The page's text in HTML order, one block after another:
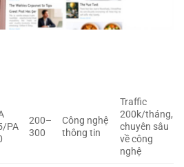
PA
200–
300
Công nghệ
thông tin
Traffic
200k/tháng,
chuyên sâu
về công
nghệ